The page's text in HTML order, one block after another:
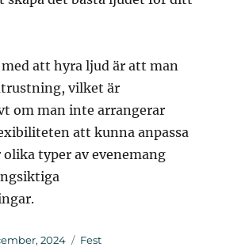
att hyra ljud är att man
vilket är
om man inte arrangerar
att kunna anpassa
typer av evenemang
2024 Kategorier
Fest